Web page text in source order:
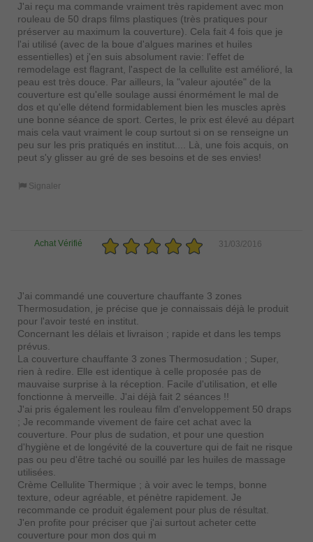
J'ai reçu ma commande vraiment très rapidement avec mon
rouleau de 50 draps films plastiques (très pratiques pour
préserver au maximum la couverture). Cela fait 4 fois que je
l'ai utilisé (avec de la boue d'algues marines et huiles
essentielles) et j'en suis absolument ravie: l'effet de
remodelage est flagrant, l'aspect de la cellulite est amélioré, la
peau est très douce. Par ailleurs, la "valeur ajoutée" de la
couverture est qu'elle soulage aussi énormément le mal de
dos et qu'elle détend formidablement bien les muscles après
une bonne séance de sport. Certes, le prix est élevé au départ
mais cela vaut vraiment le coup surtout si on se renseigne un
peu sur les pris pratiqués en institut.... Là, une fois acquis, on
peut s'y glisser au gré de ses besoins et de ses envies!
Signaler
Achat Vérifié 31/03/2016
J'ai commandé une couverture chauffante 3 zones
Thermosudation, je précise que je connaissais déjà le produit
pour l'avoir testé en institut.
Concernant les délais et livraison ; rapide et dans les temps
prévus.
La couverture chauffante 3 zones Thermosudation ; Super,
rien à redire. Elle est identique à celle proposée pas de
mauvaise surprise à la réception. Facile d'utilisation, et elle
fonctionne à merveille. J'ai déjà fait 2 séances !!
J'ai pris également les rouleau film d'enveloppement 50 draps
; Je recommande vivement de faire cet achat avec la
couverture. Pour plus de sudation, et pour une question
d'hygiène et de longévité de la couverture qui de fait ne risque
pas ou peu d'être taché ou souillé par les huiles de massage
utilisées.
Crème Cellulite Thermique ; à voir avec le temps, bonne
texture, odeur agréable, et pénètre rapidement. Je
recommande ce produit également pour plus de résultat.
J'en profite pour préciser que j'ai surtout acheter cette
couverture pour mon dos qui m